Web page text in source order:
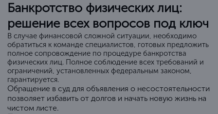
Банкротство физических лиц:
решение всех вопросов под ключ
В случае финансовой сложной ситуации, необходимо
обратиться к команде специалистов, готовых предложить
полное сопровождение по процедуре банкротства
физических лиц. Полное соблюдение всех требований и
ограничений, установленных федеральным законом,
гарантируется.
Обращение в суд для объявления о несостоятельности
позволяет избавить от долгов и начать новую жизнь на
чистом листе.